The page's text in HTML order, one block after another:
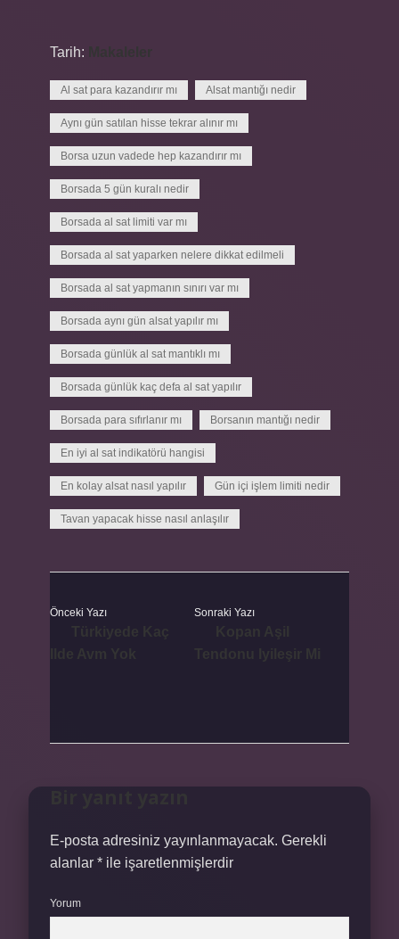
Tarih:
Al sat para kazandırır mı Alsat mantığı nedir
Aynı gün satılan hisse tekrar alınır mı
Borsa uzun vadede hep kazandırır mı
Borsada 5 gün kuralı nedir
Borsada al sat limiti var mı
Borsada al sat yaparken nelere dikkat edilmeli
Borsada al sat yapmanın sınırı var mı
Borsada aynı gün alsat yapılır mı
Borsada günlük al sat mantıklı mı
Borsada günlük kaç defa al sat yapılır
Borsada para sıfırlanır mı Borsanın mantığı nedir
En iyi al sat indikatörü hangisi
En kolay alsat nasıl yapılır Gün içi işlem limiti nedir
Tavan yapacak hisse nasıl anlaşılır
Önceki Yazı Sonraki Yazı
E-posta adresiniz yayınlanmayacak. Gerekli
alanlar * ile işaretlenmişlerdir
Yorum